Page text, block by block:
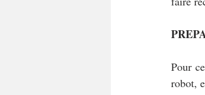
Pour
robot,